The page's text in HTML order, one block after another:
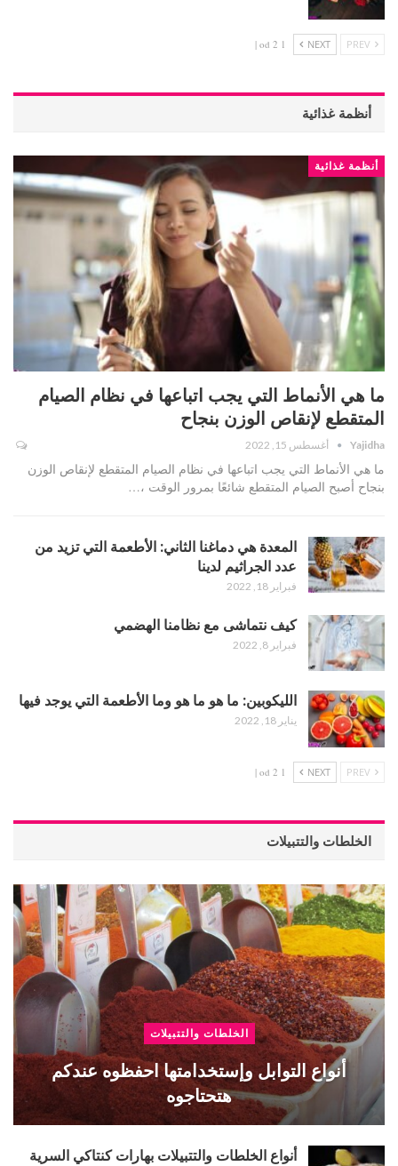
NEXT
1 od 2 |
أنظمة غذائية
أنظمة غذائية
ما هي الأنماط التي يجب اتباعها في نظام الصيام
المتقطع لإنقاص الوزن بنجاح
Yajidha أغسطس 15, 2022
ما هي الأنماط التي يجب اتباعها في نظام الصيام المتقطع لإنقاص الوزن
بنجاح أصبح الصيام المتقطع شائعًا بمرور الوقت ،…
المعدة هي دماغنا الثاني: الأطعمة التي تزيد من
عدد الجراثيم لدينا
فبراير 18, 2022
كيف نتماشى مع نظامنا الهضمي
فبراير 8, 2022
الليكوبين: ما هو ما هو وما الأطعمة التي يوجد فيها
يناير 18, 2022
NEXT
1 od 2 |
الخلطات والتتبيلات
الخلطات والتتبيلات
أنواع التوابل وإستخدامتها احفظوه عندكم
هتحتاجوه
أنواع الخلطات والتتبيلات بهارات كنتاكي السرية